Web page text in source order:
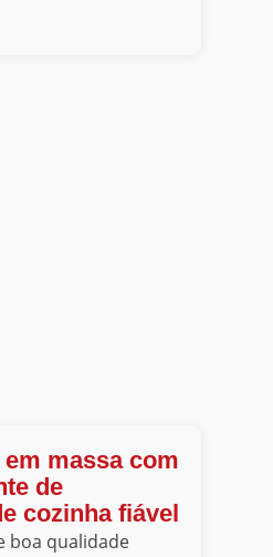
massa com
de
cozinha fiável
boa qualidade